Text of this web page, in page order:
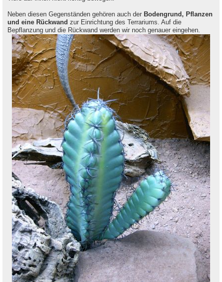
Neben diesen Gegenständen gehören auch der Bodengrund, Pflanzen
und eine Rückwand zur Einrichtung des Terrariums. Auf die
Bepflanzung und die Rückwand werden wir noch genauer eingehen.